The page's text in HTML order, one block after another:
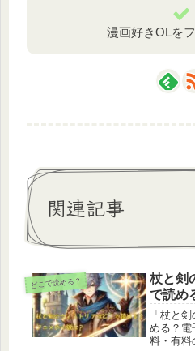
漫画好きOLを
関連記事
どこで読める？
杖と剣
で読め
「杖と
める？電
料・有料